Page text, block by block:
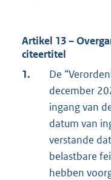
Artikel 13 –
citeertitel
1.
De
december
ingang van
datum van
verstande
belastbare
hebben